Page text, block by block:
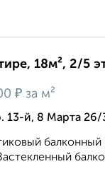
18м², 2/5
₽ за м²
13-й, 8 Марта 26/